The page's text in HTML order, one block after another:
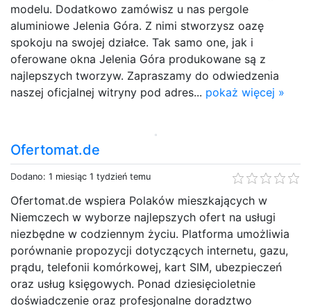
modelu. Dodatkowo zamówisz u nas pergole
aluminiowe Jelenia Góra. Z nimi stworzysz oazę
spokoju na swojej działce. Tak samo one, jak i
oferowane okna Jelenia Góra produkowane są z
najlepszych tworzyw. Zapraszamy do odwiedzenia
naszej oficjalnej witryny pod adres... pokaż więcej »
Ofertomat.de
Dodano: 1 miesiąc 1 tydzień temu
Ofertomat.de wspiera Polaków mieszkających w
Niemczech w wyborze najlepszych ofert na usługi
niezbędne w codziennym życiu. Platforma umożliwia
porównanie propozycji dotyczących internetu, gazu,
prądu, telefonii komórkowej, kart SIM, ubezpieczeń
oraz usług księgowych. Ponad dziesięcioletnie
doświadczenie oraz profesjonalne doradztwo